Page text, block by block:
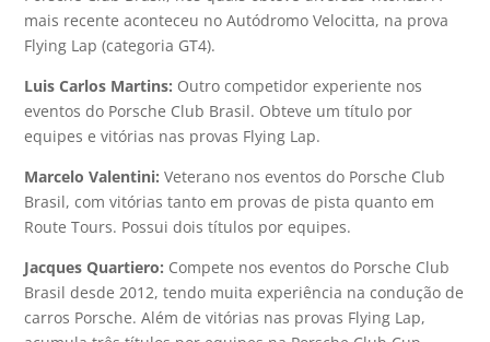
mais recente aconteceu no Autódromo Velocitta, na prova
Flying Lap (categoria GT4).
Luis Carlos Martins: Outro competidor experiente nos
eventos do Porsche Club Brasil. Obteve um título por
equipes e vitórias nas provas Flying Lap.
Marcelo Valentini:Veterano nos eventos do Porsche Club
Brasil, com vitórias tanto em provas de pista quanto em
Route Tours. Possui dois títulos por equipes.
Jacques Quartiero: Compete nos eventos do Porsche Club
Brasil desde 2012, tendo muita experiência na condução de
carros Porsche. Além de vitórias nas provas Flying Lap,